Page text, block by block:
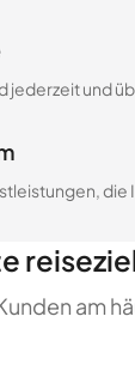
jederzeit und
die
am